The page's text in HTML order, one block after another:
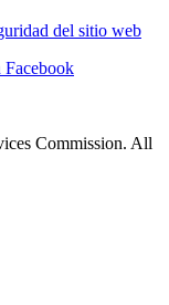
del sitio web
Commission. All